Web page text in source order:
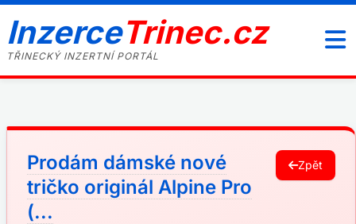
InzerceTrinec.cz
TŘINECKÝ INZERTNÍ PORTÁL
Prodám dámské nové
tričko originál Alpine Pro
(...
Zpět